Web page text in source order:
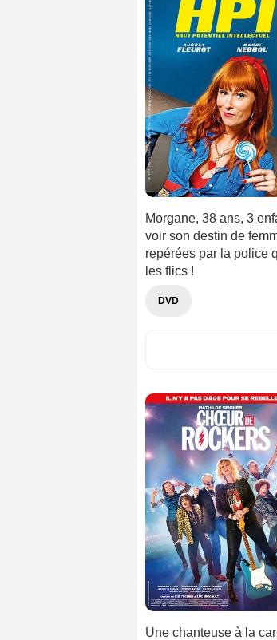
Morgane, 38 ans, 3
voir son destin de
repérées par la police
les flics !
DVD
Une chanteuse à la